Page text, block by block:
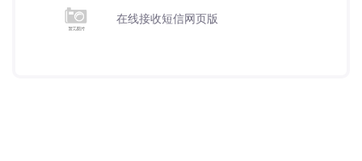
在线接收短信网页版